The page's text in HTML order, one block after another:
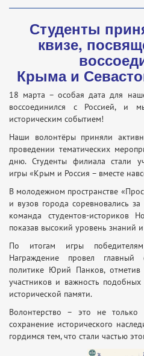
Студенты
квизе,
Крыма и
18 марта – особая дата для
воссоединился с Россией, и
историческим событием!
Наши волонтёры приняли
проведении тематических
дню. Студенты филиала стали
игры «Крым и Россия – вместе
В молодежном пространстве
и вузов города соревновались
команда студентов-историков
показав высокий уровень знаний
По итогам игры
Награждение провел главный
политике Юрий Панков, отметив
участников и важность
исторической памяти.
Волонтерство – это не
сохранение исторического
гордимся тем, что стали частью